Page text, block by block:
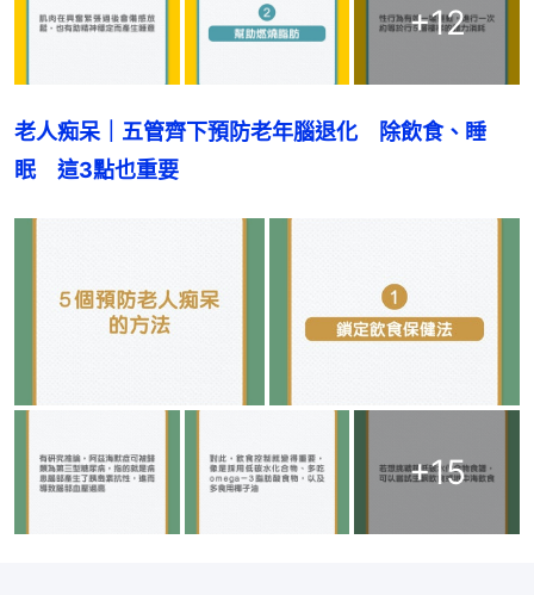
+12
老人痴呆｜五管齊下預防老年腦退化　除飲食、睡
眠　這3點也重要
+15